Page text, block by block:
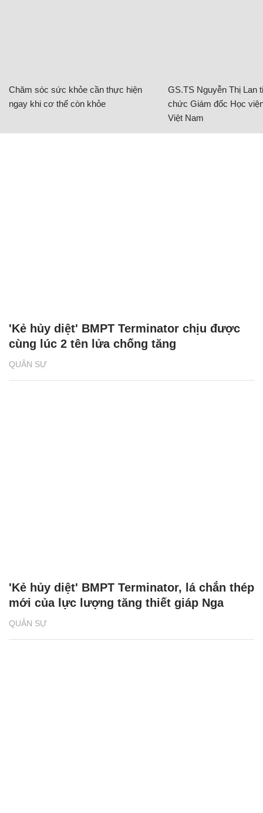
Chăm sóc sức khỏe cần thực hiện
ngay khi cơ thể còn khỏe
GS.TS Nguyễn Thị Lan
chức Giám đốc Học
Việt Nam
QUÂN SỰ
'Kẻ hủy diệt' BMPT Terminator chịu được
cùng lúc 2 tên lửa chống tăng
QUÂN SỰ
'Kẻ hủy diệt' BMPT Terminator, lá chắn thép
mới của lực lượng tăng thiết giáp Nga